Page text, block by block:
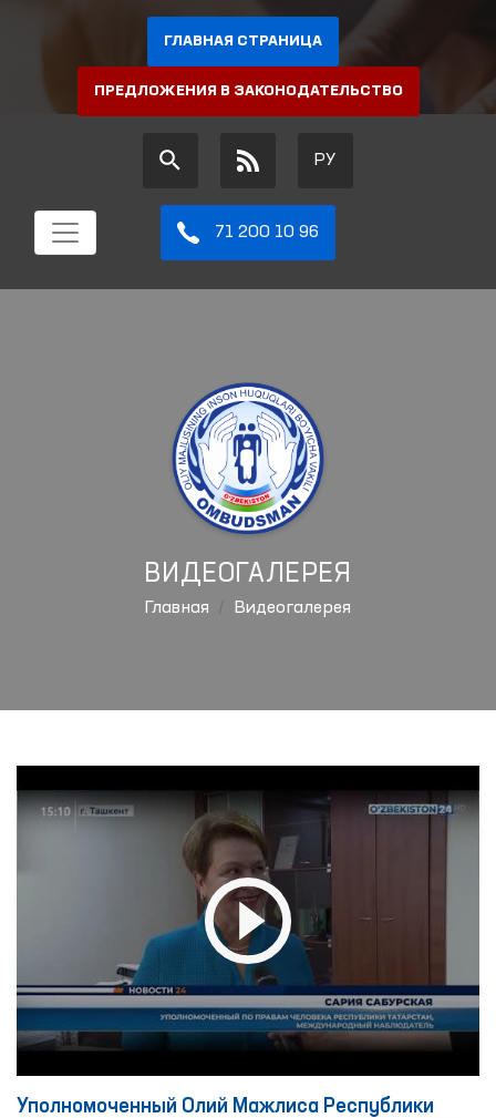
ГЛАВНАЯ СТРАНИЦА
ПРЕДЛОЖЕНИЯ В ЗАКОНОДАТЕЛЬСТВО
РУ
71 200 10 96
ВИДЕОГАЛЕРЕЯ
Главная Видеогалерея
Уполномоченный Олий Мажлиса Республики